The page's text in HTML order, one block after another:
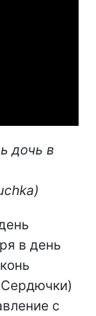
дочь в
в день
с